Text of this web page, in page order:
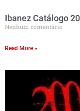
Ibanez Catálogo
Nenhum comentário
Read More »